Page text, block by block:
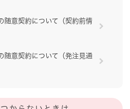
随意契約について（契約前情
随意契約について（発注見通